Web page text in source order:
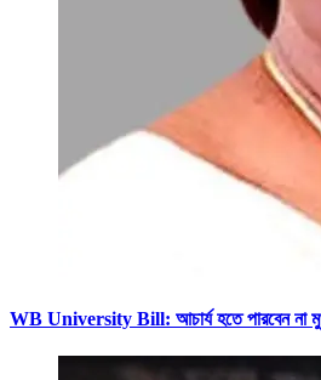
WB University Bill: আচার্য হতে পারবেন